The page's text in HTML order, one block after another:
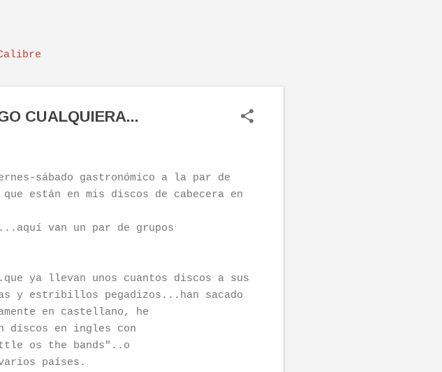
CUALQUIERA...
sábado gastronómico a la par de
están en mis discos de cabecera en
van un par de grupos
ya llevan unos cuantos discos a sus
y estribillos pegadizos...han sacado
en castellano, he
discos en ingles con
os the bands"..o
países.